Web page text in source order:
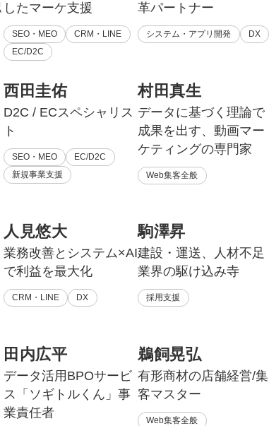
したマーケ支援
SEO・MEO
CRM・LINE
EC/D2C
革パートナー
システム・アプリ開発 DX
西田圭佑
D2C / ECスペシャリス
ト
SEO・MEO
EC/D2C
新規事業支援
村田真生
データに基づく理論で
成果を出す、動画マー
ケティングの専門家
Web集客全般
人見悠大
業務改善とシステム×AI
で利益を最大化
CRM・LINE DX
駒澤昇
建設・運送、人材不足
業界の駆け込み寺
採用支援
田内広平
データ活用BPOサービ
ス「ソギトルくん」事
業責任者
鵜飼晃弘
有形商材の店舗経営/集
客マスター
Web集客全般